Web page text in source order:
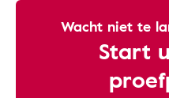
Wacht niet te
Start